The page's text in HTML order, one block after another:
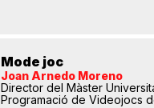
Mode joc
Joan Arnedo Moreno
Director del Màster
Programació de Videojocs